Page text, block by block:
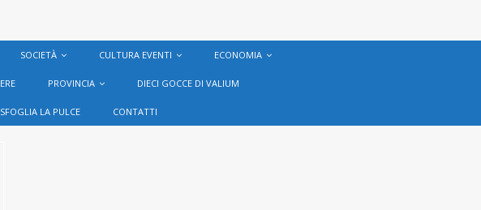
SOCIETÀ CULTURA EVENTI ECONOMIA
PROVINCIA DIECI GOCCE DI VALIUM
SFOGLIA LA PULCE CONTATTI